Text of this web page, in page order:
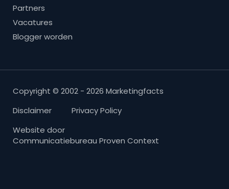
Partners
Vacatures
Blogger worden
Copyright © 2002 - 2026 Marketingfacts
Disclaimer
Privacy Policy
Website door
Communicatiebureau Proven Context